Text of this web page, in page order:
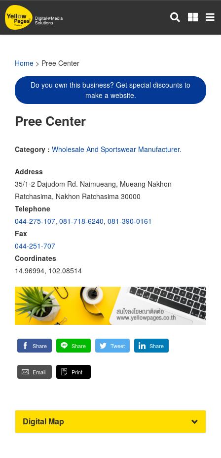
Skip
to
main
Home > Pree Center
Do you own this business? Get special discounts to
make a website.
Pree Center
Category : Wholesale And Sportswear Manufacturer.
Address
35/1-2 Dajudom Rd. Naimueang, Mueang Nakhon
Ratchasima, Nakhon Ratchasima 30000
Telephone
044-275-107, 081-718-6240, 081-390-0161
Fax
044-251-707
Coordinates
14.96994, 102.08514
Share Share Tweet Share
Email Print
Digital Map